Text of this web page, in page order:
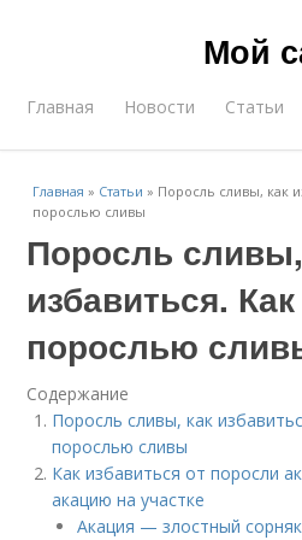
Мой
Главная Новости Статьи
Главная » Статьи » Поросль сливы, как
порослью сливы
Поросль
избавиться.
порослью
Содержание
Поросль сливы, как
порослью сливы
Как избавиться от поросли
акацию на участке
Акация — злостный сорняк